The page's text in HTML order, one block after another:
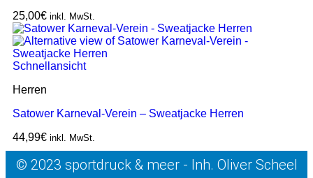
25,00€ inkl. MwSt.
Schnellansicht
Herren
Satower Karneval-Verein – Sweatjacke Herren
44,99€ inkl. MwSt.
© 2023 sportdruck & meer - Inh. Oliver Scheel